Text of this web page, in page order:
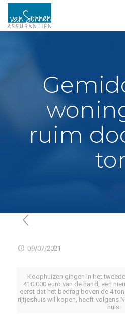
ruim
09/07/2021
Koophuizen gingen in het
410.000 euro van de hand, een
eerst dat het bedrag boven de 4
rijtjeshuis wil kopen, heeft volgens
huis.